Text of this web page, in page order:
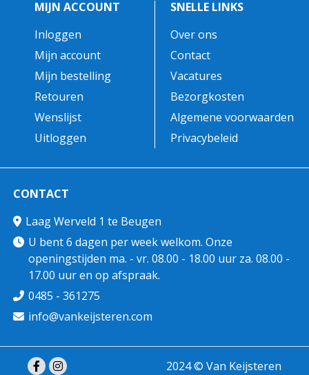
MIJN ACCOUNT
Inloggen
Mijn account
Mijn bestelling
Retouren
Wenslijst
Uitloggen
SNELLE LINKS
Over ons
Contact
Vacatures
Bezorgkosten
Algemene voorwaarden
Privacybeleid
CONTACT
Laag Werveld 1 te Beugen
U bent 6 dagen per week welkom. Onze
openingstijden ma. - vr. 08.00 - 18.00 uur za. 08.00 -
17.00 uur en op afspraak.
0485 - 361275
info@vankeijsteren.com
2024 © Van Keijsteren